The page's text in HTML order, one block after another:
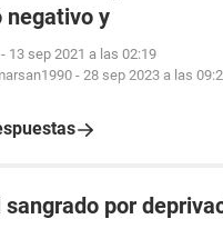
negativo y
- 13 sep 2021 a las 02:19
- 28 sep 2023 a las
sangrado por